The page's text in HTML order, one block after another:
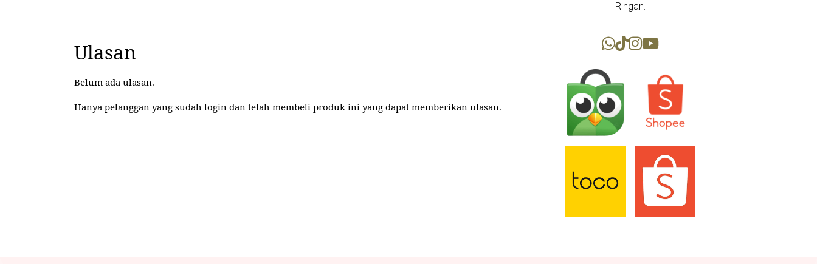
Ulasan
Belum ada ulasan.
Hanya pelanggan yang sudah login dan telah membeli produk ini yang dapat memberikan ulasan.
Ringan.